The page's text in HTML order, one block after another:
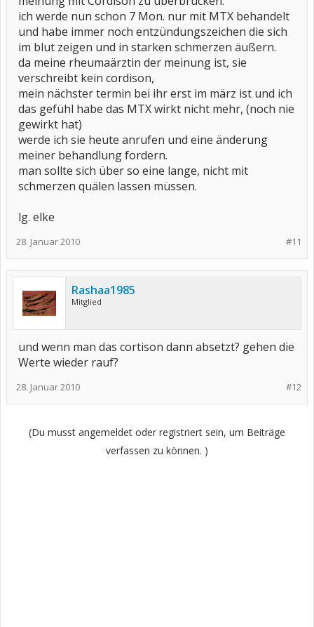
Entscheiden muss das aber eh jeder für sich.
Gruß Kuki
ich werde nun schon 7 Mon. nur mit MTX behandelt
und habe immer noch entzündungszeichen die sich
im blut zeigen und in starken schmerzen äußern.
da meine rheumaärztin der meinung ist, sie
verschreibt kein cordison,
mein nächster termin bei ihr erst im märz ist und ich
das gefühl habe das MTX wirkt nicht mehr, (noch nie
gewirkt hat)
werde ich sie heute anrufen und eine änderung
meiner behandlung fordern.
man sollte sich über so eine lange, nicht mit
schmerzen quälen lassen müssen.
lg. elke
#11
28. Januar 2010
Rashaa1985
Mitglied
und wenn man das cortison dann absetzt? gehen die
Werte wieder rauf?
#12
28. Januar 2010
(Du musst angemeldet oder registriert sein, um Beiträge
verfassen zu können. )